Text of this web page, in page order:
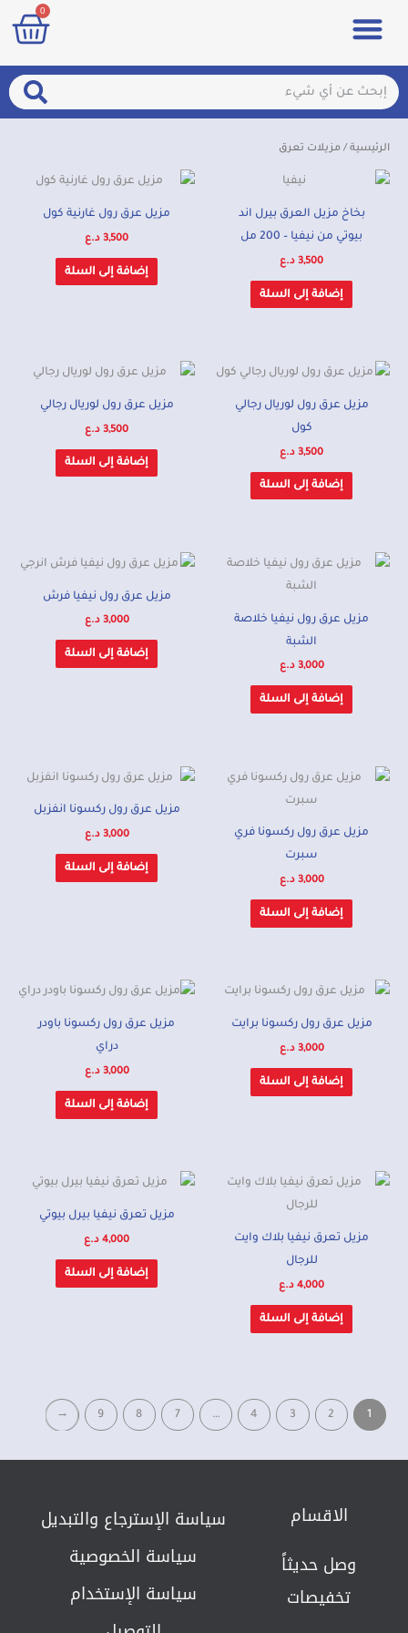
Menu
0
Search
الرئيسية/ مزيلات تعرق
بخاخ مزيل العرق بيرل اند
بيوتي من نيفيا – 200 مل
3,500 د.ع
إضافة إلى السلة
مزيل عرق رول غارنية كول
3,500 د.ع
إضافة إلى السلة
مزيل عرق رول لوريال رجالي
كول
3,500 د.ع
إضافة إلى السلة
مزيل عرق رول لوريال رجالي
3,500 د.ع
إضافة إلى السلة
مزيل عرق رول نيفيا خلاصة
الشبة
3,000 د.ع
إضافة إلى السلة
مزيل عرق رول نيفيا فرش
3,000 د.ع
إضافة إلى السلة
مزيل عرق رول ركسونا فري
سبرت
3,000 د.ع
إضافة إلى السلة
مزيل عرق رول ركسونا انفزبل
3,000 د.ع
إضافة إلى السلة
مزيل عرق رول ركسونا برايت
3,000 د.ع
إضافة إلى السلة
مزيل عرق رول ركسونا باودر
دراي
3,000 د.ع
إضافة إلى السلة
مزيل تعرق نيفيا بلاك وايت
للرجال
4,000 د.ع
إضافة إلى السلة
مزيل تعرق نيفيا بيرل بيوتي
4,000 د.ع
إضافة إلى السلة
1
2
3
4
…
7
8
9
←
الاقسام
وصل حديثاً
تخفيصات
سياسة الإسترجاع والتبديل​
سياسة الخصوصية
سياسة الإستخدام